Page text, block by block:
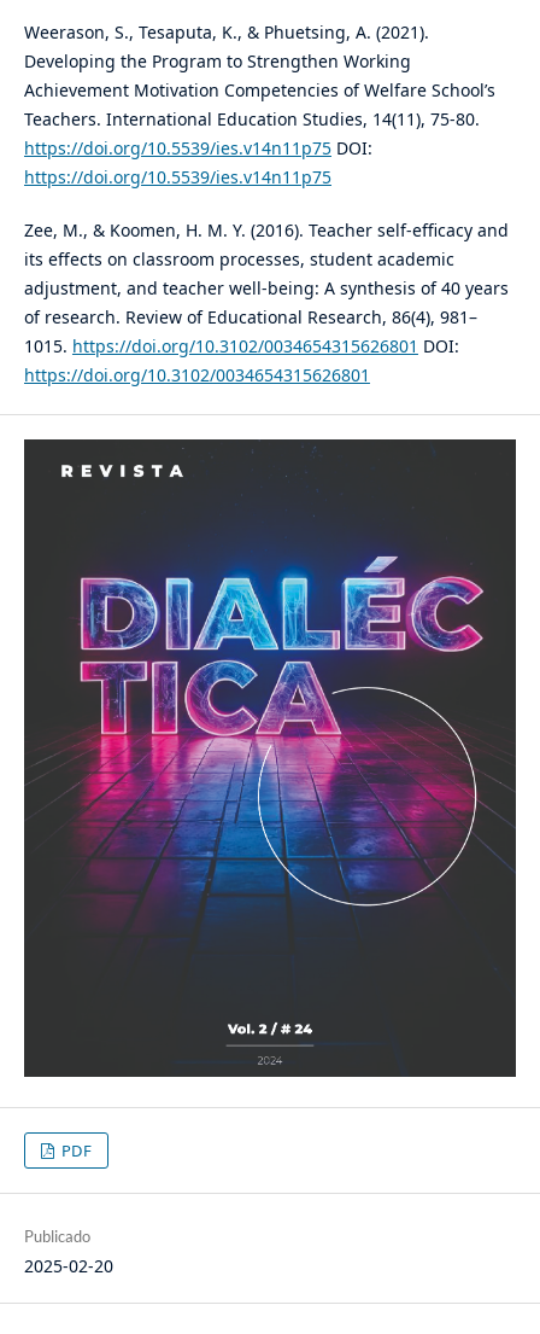
Weerason, S., Tesaputa, K., & Phuetsing, A. (2021).
Developing the Program to Strengthen Working
Achievement Motivation Competencies of Welfare School’s
Teachers. International Education Studies, 14(11), 75-80.
https://doi.org/10.5539/ies.v14n11p75DOI:
https://doi.org/10.5539/ies.v14n11p75
Zee, M., & Koomen, H. M. Y. (2016). Teacher self-efficacy and
its effects on classroom processes, student academic
adjustment, and teacher well-being: A synthesis of 40 years
of research. Review of Educational Research, 86(4), 981–
1015. https://doi.org/10.3102/0034654315626801 DOI:
https://doi.org/10.3102/0034654315626801
PDF
Publicado
2025-02-20